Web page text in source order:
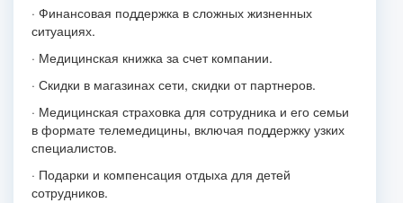
· Финансовая поддержка в сложных жизненных
ситуациях.
· Медицинская книжка за счет компании.
· Скидки в магазинах сети, скидки от партнеров.
· Медицинская страховка для сотрудника и его семьи
в формате телемедицины, включая поддержку узких
специалистов.
· Подарки и компенсация отдыха для детей
сотрудников.